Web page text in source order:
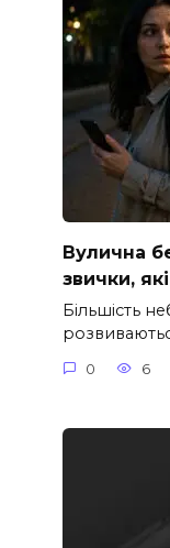
Вулична
звички,
Більшість
0 6